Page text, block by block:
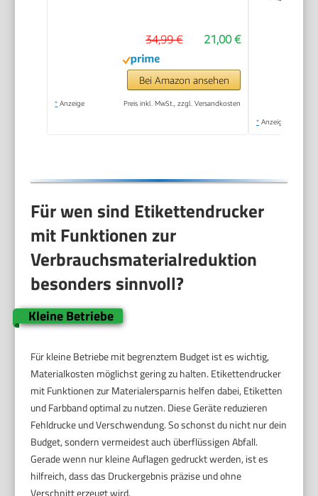
21,00 €
34,99 €
Bei Amazon ansehen
* Anzeige Preis inkl. MwSt., zzgl. Versandkosten
* Anzeige
Für wen sind Etikettendrucker
mit Funktionen zur
Verbrauchsmaterialreduktion
besonders sinnvoll?
Kleine Betriebe
Für kleine Betriebe mit begrenztem Budget ist es wichtig,
Materialkosten möglichst gering zu halten. Etikettendrucker
mit Funktionen zur Materialersparnis helfen dabei, Etiketten
und Farbband optimal zu nutzen. Diese Geräte reduzieren
Fehldrucke und Verschwendung. So schonst du nicht nur dein
Budget, sondern vermeidest auch überflüssigen Abfall.
Gerade wenn nur kleine Auflagen gedruckt werden, ist es
hilfreich, dass das Druckergebnis präzise und ohne